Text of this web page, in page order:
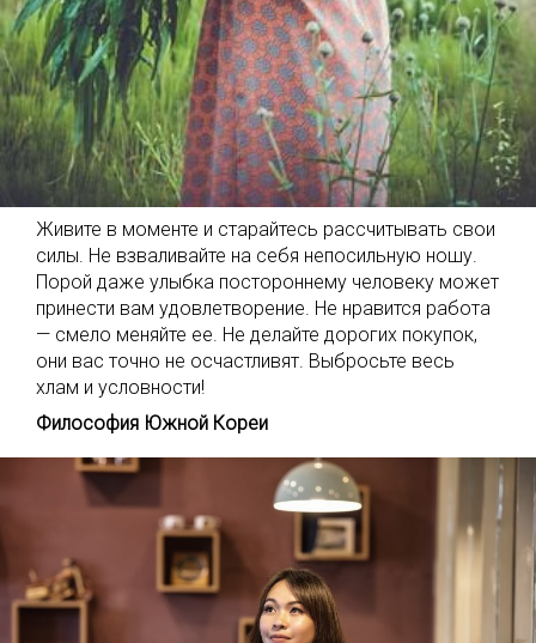
Живите в моменте и старайтесь рассчитывать свои
силы. Не взваливайте на себя непосильную ношу.
Порой даже улыбка постороннему человеку может
принести вам удовлетворение. Не нравится работа
— смело меняйте ее. Не делайте дорогих покупок,
они вас точно не осчастливят. Выбросьте весь
хлам и условности!
Философия Южной Кореи